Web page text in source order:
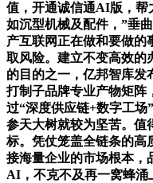
值，开通诚信通AI版，帮
如沉型机械及配件，”垂
产互联网正在做和要做的
取风险。建立不变高效的
的目的之一，亿邦智库发
打制子品牌专业产物矩阵
过“深度供应链+数字工场
参天大树就较为坚苦。值
标。凭仗笼盖全链条的高
接海量企业的市场根本，
AI，不克不及再一窝蜂涌